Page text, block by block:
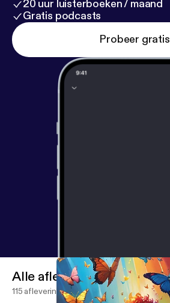
20 uur luisterboeken / maand
Gratis podcasts
Probeer gratis
Alle afleveringen
115 afleveringen